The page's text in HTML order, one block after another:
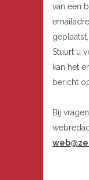
van een
Stuurt u
kan het
bericht
Bij